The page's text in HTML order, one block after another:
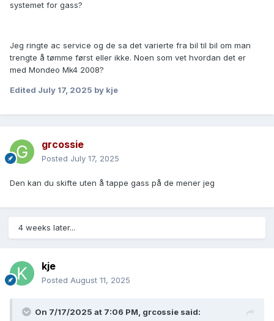
systemet for gass?
Jeg ringte ac service og de sa det varierte fra bil til bil om man
trengte å tømme først eller ikke. Noen som vet hvordan det er
med Mondeo Mk4 2008?
Edited July 17, 2025 by kje
grcossie
Posted July 17, 2025
Den kan du skifte uten å tappe gass på de mener jeg
4 weeks later...
kje
Posted August 11, 2025
On 7/17/2025 at 7:06 PM, grcossie said: